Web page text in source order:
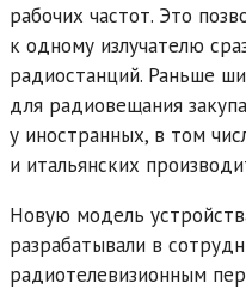
рабочих частот. Это
к одному излучателю
радиостанций. Раньше
для радиовещания
у иностранных, в том
и итальянских
Новую модель
разрабатывали в
радиотелевизионным